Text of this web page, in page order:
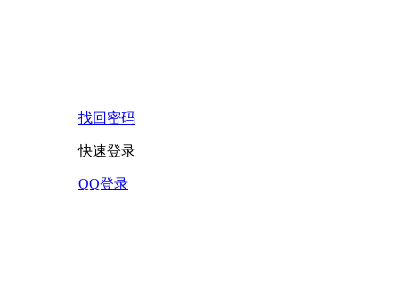
找回密码
快速登录
QQ登录